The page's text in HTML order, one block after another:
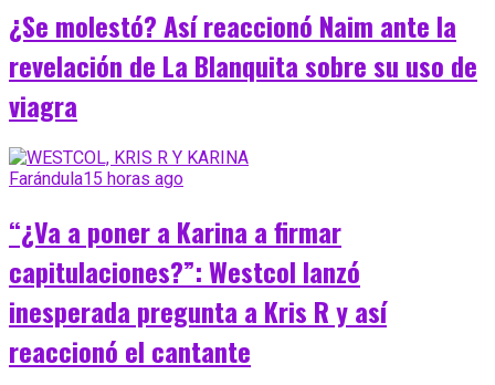
¿Se molestó? Así reaccionó Naim ante la
revelación de La Blanquita sobre su uso de
viagra
Farándula15 horas ago
“¿Va a poner a Karina a firmar
capitulaciones?”: Westcol lanzó
inesperada pregunta a Kris R y así
reaccionó el cantante